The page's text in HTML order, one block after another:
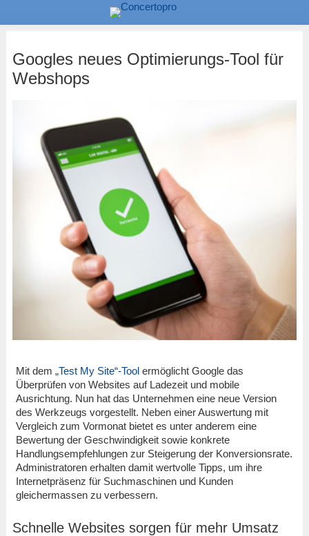
Googles neues Optimierungs-Tool für
Webshops
Mit dem „Test My Site“-Toolermöglicht Google das
Überprüfen von Websites auf Ladezeit und mobile
Ausrichtung. Nun hat das Unternehmen eine neue Version
des Werkzeugs vorgestellt. Neben einer Auswertung mit
Vergleich zum Vormonat bietet es unter anderem eine
Bewertung der Geschwindigkeit sowie konkrete
Handlungsempfehlungen zur Steigerung der Konversionsrate.
Administratoren erhalten damit wertvolle Tipps, um ihre
Internetpräsenz für Suchmaschinen und Kunden
gleichermassen zu verbessern.
Schnelle Websites sorgen für mehr Umsatz